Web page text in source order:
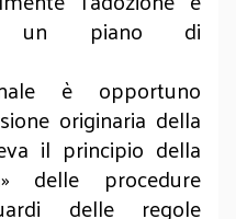
di un piano di
è opportuno
originaria della
il principio della
delle procedure
delle regole